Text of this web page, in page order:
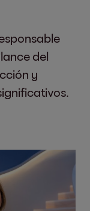
del
y